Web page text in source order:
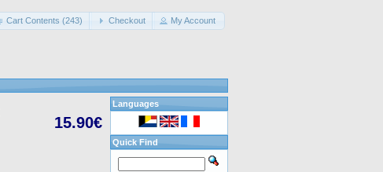
Cart Contents (243) Checkout My Account
15.90€
Languages
Quick Find